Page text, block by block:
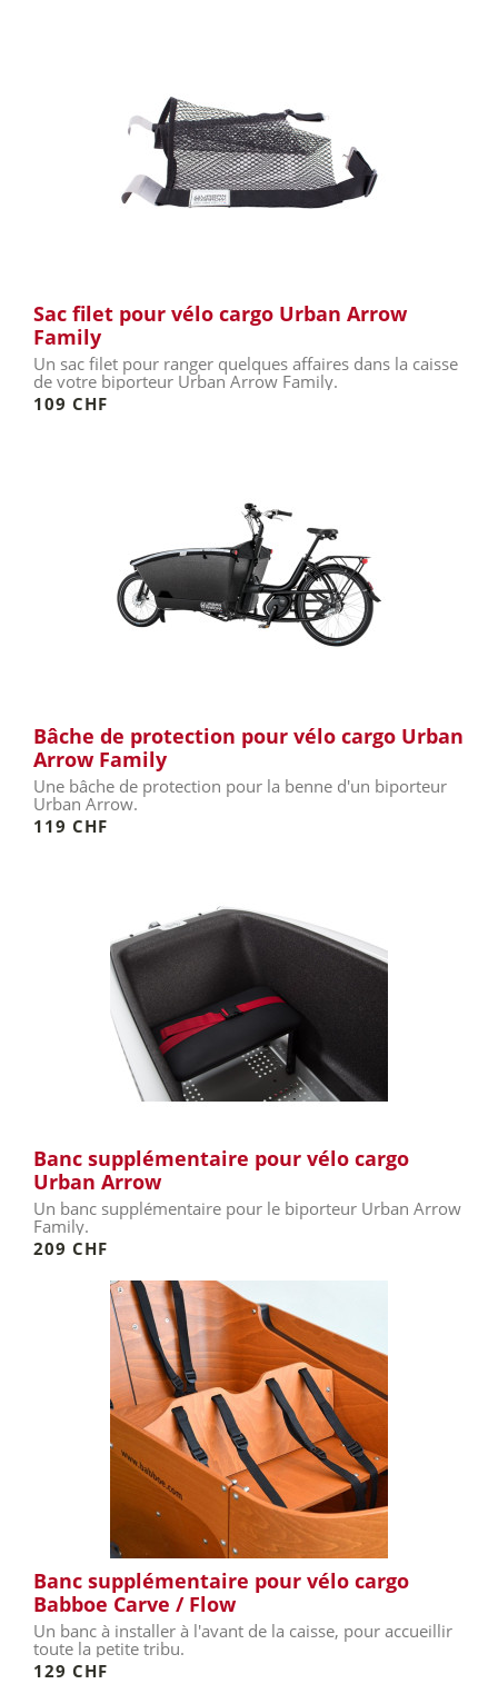
Sac filet pour vélo cargo Urban Arrow
Family
Un sac filet pour ranger quelques affaires dans la caisse
de votre biporteur Urban Arrow Family.
109 CHF
Bâche de protection pour vélo cargo Urban
Arrow Family
Une bâche de protection pour la benne d'un biporteur
Urban Arrow.
119 CHF
Banc supplémentaire pour vélo cargo
Urban Arrow
Un banc supplémentaire pour le biporteur Urban Arrow
Family.
209 CHF
Banc supplémentaire pour vélo cargo
Babboe Carve / Flow
Un banc à installer à l'avant de la caisse, pour accueillir
toute la petite tribu.
129 CHF